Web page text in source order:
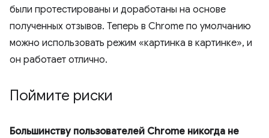
были протестированы и доработаны на основе
полученных отзывов. Теперь в Chrome по умолчанию
можно использовать режим «картинка в картинке», и
он работает отлично.
Поймите риски
Большинству пользователей Chrome никогда не